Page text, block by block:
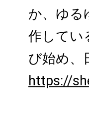
か、ゆる
作してい
び始め、
https://